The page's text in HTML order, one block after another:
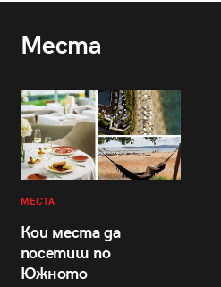
Места
МЕСТА
Кои места да
посетиш по
Южното